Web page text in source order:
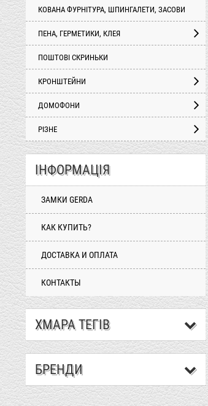
КОВАНА ФУРНІТУРА, ШПИНГАЛЕТИ, ЗАСОВИ
ПЕНА, ГЕРМЕТИКИ, КЛЕЯ
ПОШТОВІ СКРИНЬКИ
КРОНШТЕЙНИ
ДОМОФОНИ
РІЗНЕ
ІНФОРМАЦІЯ
ЗАМКИ GERDA
КАК КУПИТЬ?
ДОСТАВКА И ОПЛАТА
КОНТАКТЫ
ХМАРА ТЕГІВ
БРЕНДИ